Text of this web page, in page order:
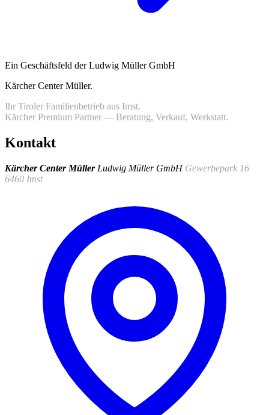
Ein Geschäftsfeld der Ludwig Müller GmbH
Kärcher Center Müller.
Ihr Tiroler Familienbetrieb aus Imst.
Kärcher Premium Partner — Beratung, Verkauf, Werkstatt.
Kontakt
Kärcher Center Müller Ludwig Müller GmbH Gewerbepark 16
6460 Imst